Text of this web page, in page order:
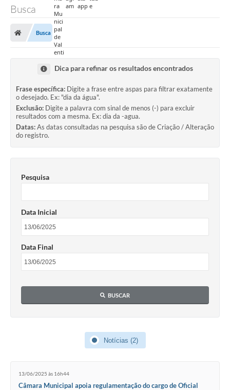
Busca
Busca
Dica para refinar os resultados encontrados
Frase específica: Digite a frase entre aspas para filtrar exatamente
o desejado. Ex: "dia da água".
Exclusão: Digite a palavra com sinal de menos (-) para excluir
resultados com a mesma. Ex: dia da -agua.
Datas:As datas consultadas na pesquisa são de Criação / Alteração
do registro.
Pesquisa
Data Inicial
Data Final
BUSCAR
Notícias (2)
13/06/2025 às 16h44
Câmara Municipal apoia regulamentação do cargo de Oficial